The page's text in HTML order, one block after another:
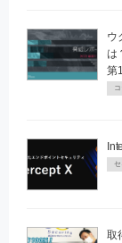
ウ
は
第
取